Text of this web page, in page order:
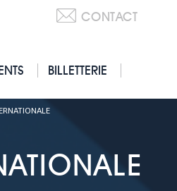
CONTACT
BILLETTERIE